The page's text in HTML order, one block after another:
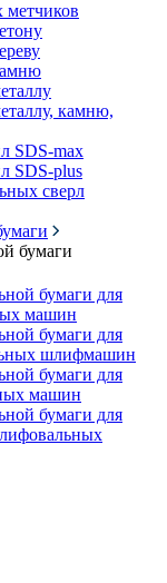
камню,
SDS-max
SDS-plus
сверл
бумаги
бумаги для
машин
бумаги для
шлифмашин
бумаги для
машин
бумаги для